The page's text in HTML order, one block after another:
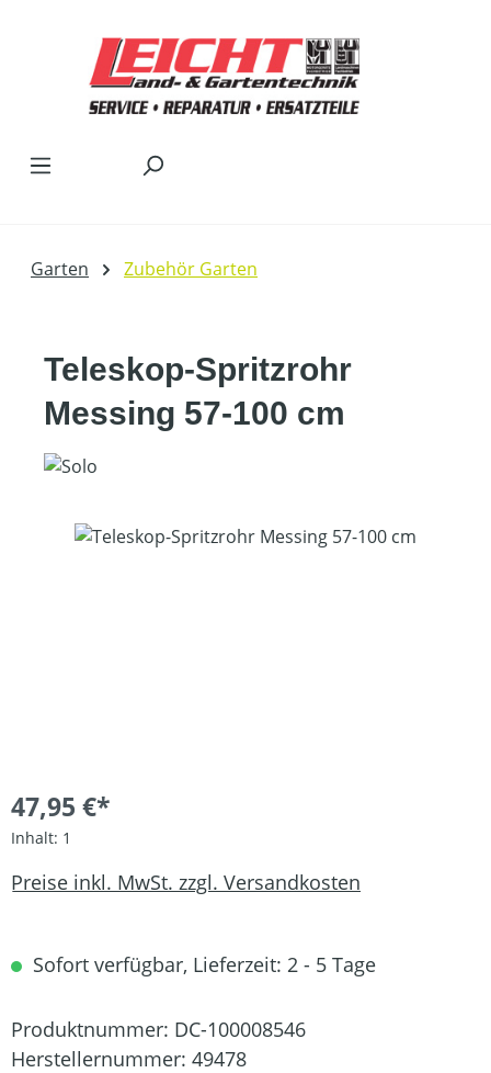
Garten Zubehör Garten
Teleskop-Spritzrohr
Messing 57-100 cm
Bildergalerie überspringen
47,95 €*
Inhalt: 1
Preise inkl. MwSt. zzgl. Versandkosten
Sofort verfügbar, Lieferzeit: 2 - 5 Tage
Produktnummer: DC-100008546
Herstellernummer: 49478